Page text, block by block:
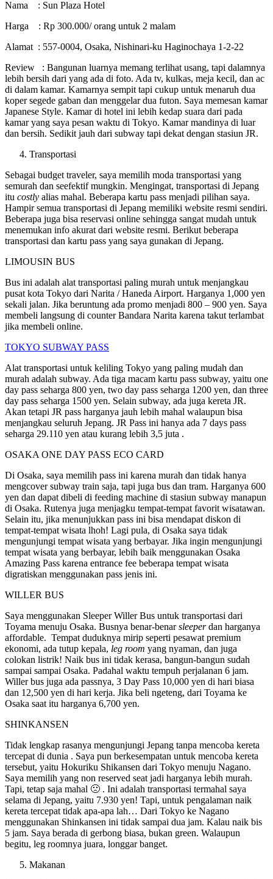
Nama : Sun Plaza Hotel
Harga : Rp 300.000/ orang untuk 2 malam
Alamat : 557‐0004, Osaka, Nishinari‐ku Haginochaya 1‐2‐22
Review : Bangunan luarnya memang terlihat usang, tapi dalamnya
lebih bersih dari yang ada di foto. Ada tv, kulkas, meja kecil, dan ac
di dalam kamar. Kamarnya sempit tapi cukup untuk menaruh dua
koper segede gaban dan menggelar dua futon. Saya memesan kamar
Japanese Style. Kamar di hotel ini lebih kedap suara dari pada
kamar yang saya pesan waktu di Tokyo. Kamar mandinya di luar
dan bersih. Sedikit jauh dari subway tapi dekat dengan stasiun JR.
Transportasi
Sebagai budget traveler, saya memilih moda transportasi yang
semurah dan seefektif mungkin. Mengingat, transportasi di Jepang
itu costly alias mahal. Beberapa kartu pass menjadi pilihan saya.
Hampir semua transportasi di Jepang memiliki website resmi sendiri.
Beberapa juga bisa reservasi online sehingga sangat mudah untuk
menemukan info akurat dari website resmi. Berikut beberapa
transportasi dan kartu pass yang saya gunakan di Jepang.
LIMOUSIN BUS
Bus ini adalah alat transportasi paling murah untuk menjangkau
pusat kota Tokyo dari Narita / Haneda Airport. Harganya 1,000 yen
sekali jalan. Jika beruntung ada promo menjadi 800 – 900 yen. Saya
membeli langsung di counter Bandara Narita karena takut terlambat
jika membeli online.
TOKYO SUBWAY PASS
Alat transportasi untuk keliling Tokyo yang paling mudah dan
murah adalah subway. Ada tiga macam kartu pass subway, yaitu one
day pass seharga 800 yen, two day pass seharga 1200 yen, dan three
day pass seharga 1500 yen. Selain subway, ada juga kereta JR.
Akan tetapi JR pass harganya jauh lebih mahal walaupun bisa
menjangkau seluruh Jepang. JR Pass ini hanya ada 7 days pass
seharga 29.110 yen atau kurang lebih 3,5 juta .
OSAKA ONE DAY PASS ECO CARD
Di Osaka, saya memilih pass ini karena murah dan tidak hanya
mengcover subway train saja, tapi juga bus dan tram. Harganya 600
yen dan dapat dibeli di feeding machine di stasiun subway manapun
di Osaka. Rutenya juga menjagku tempat-tempat favorit wisatawan.
Selain itu, jika menunjukkan pass ini bisa mendapat diskon di
tempat-tempat wisata lhoh! Lagi pula, di Osaka saya tidak
mengunjungi tempat wisata yang berbayar. Jika ingin mengunjungi
tempat wisata yang berbayar, lebih baik menggunakan Osaka
Amazing Pass karena entrance fee beberapa tempat wisata
digratiskan menggunakan pass jenis ini.
WILLER BUS
Saya menggunakan Sleeper Willer Bus untuk transportasi dari
Toyama menuju Osaka. Busnya benar-benarsleeperdan harganya
affordable. Tempat duduknya mirip seperti pesawat premium
ekonomi, ada tutup kepala, leg room yang nyaman, dan juga
colokan listrik! Naik bus ini tidak kerasa, bangun-bangun sudah
sampai sampai Osaka. Padahal waktu tempuh perjalanan 6 jam.
Willer bus juga ada passnya, 3 Day Pass 10,000 yen di hari biasa
dan 12,500 yen di hari kerja. Jika beli ngeteng, dari Toyama ke
Osaka saat itu harganya 6,700 yen.
SHINKANSEN
Tidak lengkap rasanya mengunjungi Jepang tanpa mencoba kereta
tercepat di dunia . Saya pun berkesempatan untuk mencoba kereta
tersebut, yaitu Hokuriku Shikansen dari Tokyo menuju Nagano.
Saya memilih yang non reserved seat jadi harganya lebih murah.
Tapi, tetap saja mahal 🙁 . Ini adalah transportasi termahal saya
selama di Jepang, yaitu 7.930 yen! Tapi, untuk pengalaman naik
kereta tercepat tidak apa-apa lah… Dari Tokyo ke Nagano
menggunakan Shinkansen ini tidak sampai dua jam. Kalau naik bis
5 jam. Saya berada di gerbong biasa, bukan green. Walaupun
begitu, leg roomnya juara, longgar banget.
Makanan